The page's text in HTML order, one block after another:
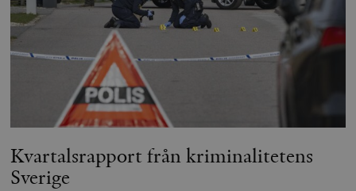
Kvartalsrapport från kriminalitetens
Sverige